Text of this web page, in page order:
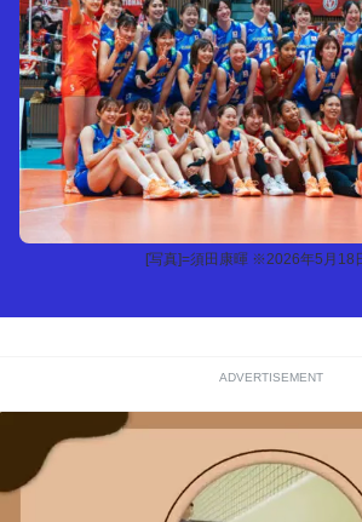
[写真]=須田康暉 ※2026年5月18
ADVERTISEMENT